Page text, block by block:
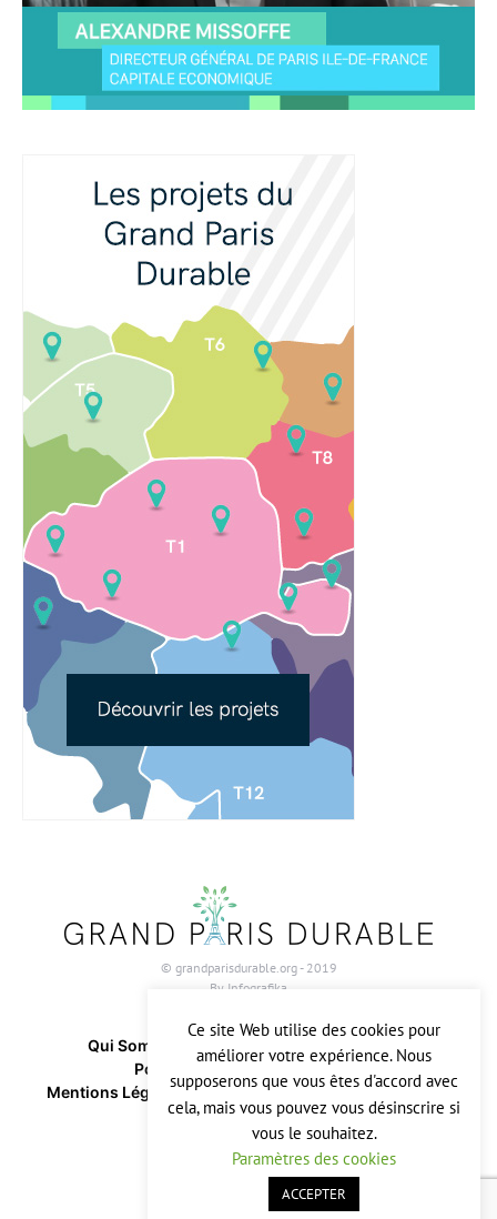
© grandparisdurable.org - 2019
By Infografika
Qui Sommes-Nous ?
Contactez-Nous
Politique Relative Aux Cookies
Mentions Légales & CGU
Politique De Confidentialité
Ce site Web utilise des cookies pour
améliorer votre expérience. Nous
supposerons que vous êtes d'accord avec
cela, mais vous pouvez vous désinscrire si
vous le souhaitez.
Paramètres des cookies
ACCEPTER